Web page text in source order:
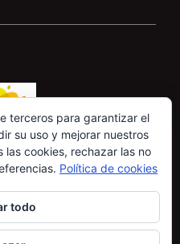
terceros para garantizar el
su uso y mejorar nuestros
cookies, rechazar las no
Política de cookies
todo